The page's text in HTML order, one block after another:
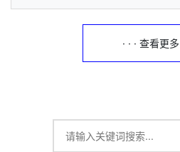
· · · 查看更多